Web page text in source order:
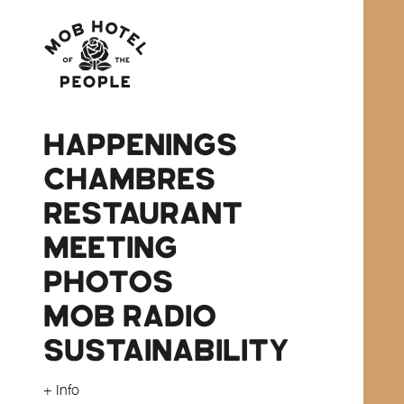
HAPPENINGS
CHAMBRES
RESTAURANT
MEETING
PHOTOS
MOB RADIO
SUSTAINABILITY
+ Info